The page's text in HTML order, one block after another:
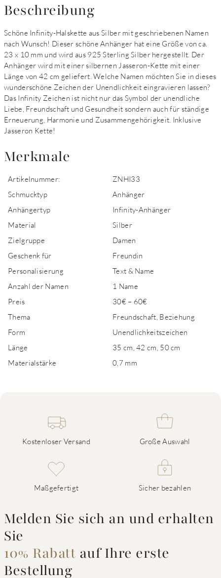
Beschreibung
Schöne Infinity-Halskette aus Silber mit geschriebenen Namen
nach Wunsch! Dieser schöne Anhänger hat eine Größe von ca.
23 x 10 mm und wird aus 925 Sterling Silber hergestellt. Der
Anhänger wird mit einer silbernen Jasseron-Kette mit einer
Länge von 42 cm geliefert. Welche Namen möchten Sie in dieses
wunderschöne Zeichen der Unendlichkeit eingravieren lassen?
Das Infinity Zeichen ist nicht nur das Symbol der unendliche
Liebe, Freundschaft und Gesundheit sondern auch für ständige
Erneuerung, Harmonie und Zusammengehörigkeit. Inklusive
Jasseron Kette!
Merkmale
Artikelnummer:
ZNHI33
Schmucktyp
Anhänger
Anhängertyp
Infinity-Anhänger
Material
Silber
Zielgruppe
Damen
Geschenk für
Freundin
Personalisierung
Text & Name
Anzahl der Namen
1 Name
Preis
30€ – 60€
Thema
Freundschaft, Beziehung
Form
Unendlichkeitszeichen
Länge
35 cm, 42 cm, 50 cm
Materialstärke
0,7 mm
Kostenloser Versand Große Auswahl
Maßgefertigt Sicher bezahlen
Melden Sie sich an und erhalten
Sie
10% Rabatt auf Ihre erste
Bestellung